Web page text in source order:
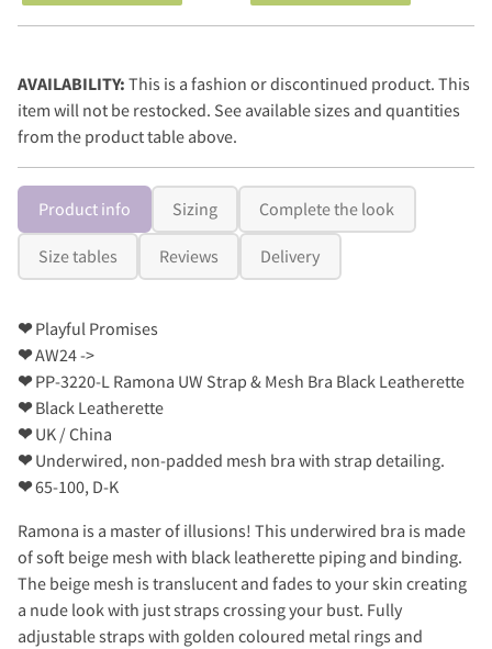
AVAILABILITY: This is a fashion or discontinued product. This
item will not be restocked. See available sizes and quantities
from the product table above.
Product info Sizing Complete the look
Size tables Reviews Delivery
❤Playful Promises
❤AW24 ->
❤PP-3220-L Ramona UW Strap & Mesh Bra Black Leatherette
❤Black Leatherette
❤UK / China
❤Underwired, non-padded mesh bra with strap detailing.
❤65-100, D-K
Ramona is a master of illusions! This underwired bra is made
of soft beige mesh with black leatherette piping and binding.
The beige mesh is translucent and fades to your skin creating
a nude look with just straps crossing your bust. Fully
adjustable straps with golden coloured metal rings and